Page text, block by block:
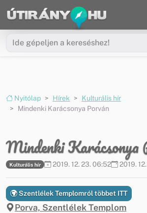
Ugrás a menüre
Ugrás a tartalomra
Nyitólap Hírek
Kulturális hír
Mindenki Karácsonya Porván
Mindenki Karácsonya
Kulturális hír 2019. 12. 23. 06:52 2019.
Porva, Szentlélek Templom
Szentlélek Templomról többet ITT